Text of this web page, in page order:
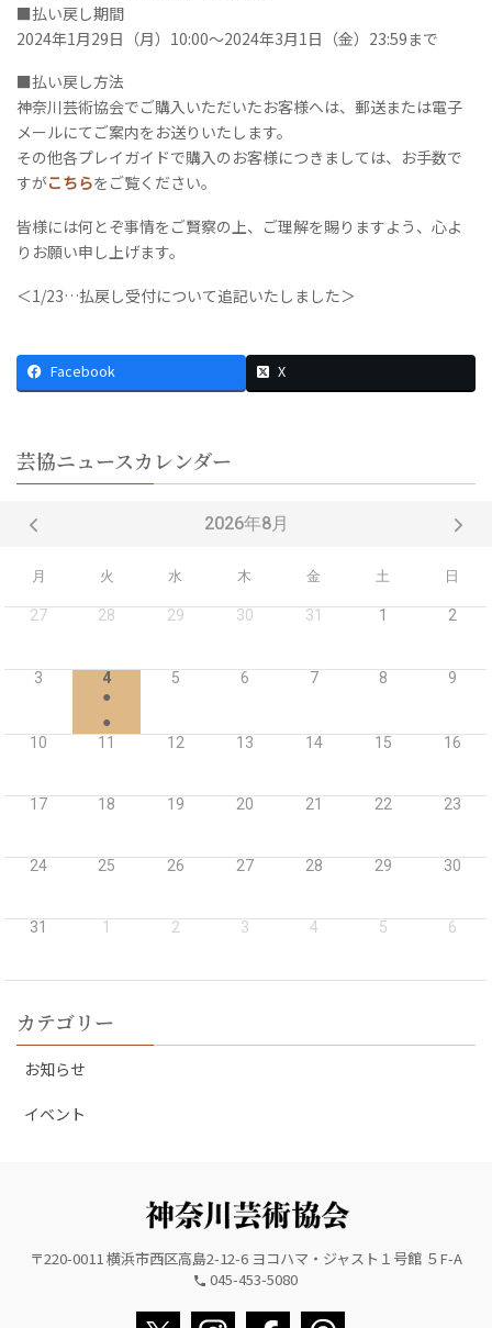
■払い戻し期間
2024年1月29日（月）10:00～2024年3月1日（金）23:59まで
■払い戻し方法
神奈川芸術協会でご購入いただいたお客様へは、郵送または電子
メールにてご案内をお送りいたします。
その他各プレイガイドで購入のお客様につきましては、お手数で
すがこちらをご覧ください。
皆様には何とぞ事情をご賢察の上、ご理解を賜りますよう、心よ
りお願い申し上げます。
＜1/23…払戻し受付について追記いたしました＞
Facebook X
芸協ニュースカレンダー
2026年8月
月 火 水 木 金 土 日
27 28 29 30 31 1 2
3 4 5 6 7 8 9
●
●
10 11 12 13 14 15 16
17 18 19 20 21 22 23
24 25 26 27 28 29 30
31 1 2 3 4 5 6
カテゴリー
お知らせ
イベント
〒220-0011 横浜市西区高島2-12-6 ヨコハマ・ジャスト１号館 ５F-A
045-453-5080